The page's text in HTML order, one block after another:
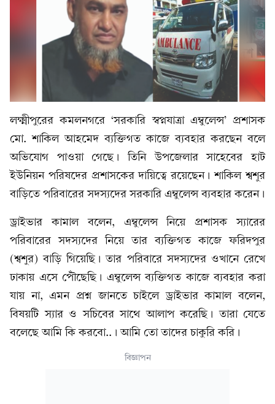
লক্ষ্মীপুরের কমলনগরে ‘সরকারি স্বপ্নযাত্রা এম্বুলেন্স’ প্রশাসক
মো. শাকিল আহমেদ ব্যক্তিগত কাজে ব্যবহার করছেন বলে
অভিযোগ পাওয়া গেছে। তিনি উপজেলার সাহেবের হাট
ইউনিয়ন পরিষদের প্রশাসকের দায়িত্বে রয়েছেন। শাকিল শ্বশুর
বাড়িতে পরিবারের সদস্যদের সরকারি এম্বুলেন্স ব্যবহার করেন।
ড্রাইভার কামাল বলেন, এম্বুলেন্স নিয়ে প্রশাসক স্যারের
পরিবারের সদস্যদের নিয়ে তার ব্যক্তিগত কাজে ফরিদপুর
(শ্বশুর) বাড়ি গিয়েছি। তার পরিবারে সদস্যদের ওখানে রেখে
ঢাকায় এসে পৌঁছেছি। এম্বুলেন্স ব্যক্তিগত কাজে ব্যবহার করা
যায় না, এমন প্রশ্ন জানতে চাইলে ড্রাইভার কামাল বলেন,
বিষয়টি স্যার ও সচিবের সাথে আলাপ করেছি। তারা যেতে
বলেছে আমি কি করবো..। আমি তো তাদের চাকুরি করি।
বিজ্ঞাপন